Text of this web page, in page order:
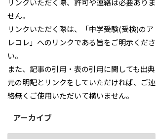
リンクいただく際、許可や連絡は必要ありま
せん。
リンクいただく際は、「中学受験(受検)のア
レコレ」へのリンクである旨をご明示くださ
い。
また、記事の引用・表の引用に関しても出典
元の明記とリンクをしていただければ、ご連
絡無くご使用いただいて構いません。
アーカイブ